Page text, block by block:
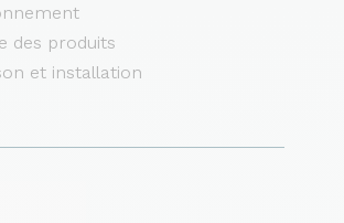
des produits
et installation